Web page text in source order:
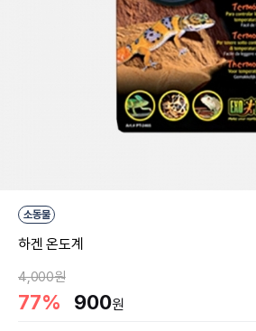
소동물
하겐 온도계
4,000원
77% 900원